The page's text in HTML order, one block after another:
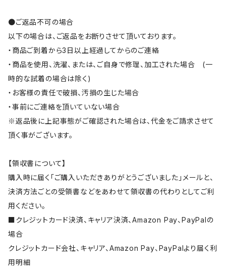
●ご返品不可の場合
以下の場合は、ご返品をお断りさせて頂いております。
・商品ご到着から3日以上経過してからのご連絡
・商品を使用、洗濯、または、ご自身で修理、加工された場合 (一
時的な試着の場合は除く)
・お客様の責任で破損、汚損の生じた場合
・事前にご連絡を頂いていない場合
※返品後に上記事態がご確認された場合は、代金をご請求させて
頂く事がございます。
【領収書について】
購入時に届く「ご購入いただきありがとうございました」メールと、
決済方法ごとの受領書などをあわせて領収書の代わりとしてご利
用ください。
■クレジットカード決済、キャリア決済、Amazon Pay、PayPalの
場合
クレジットカード会社、キャリア、Amazon Pay、PayPalより届く利
用明細